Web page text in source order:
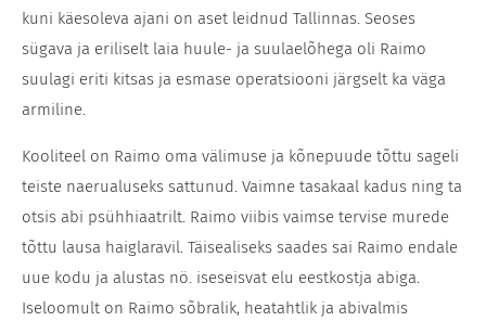
kuni käesoleva ajani on aset leidnud Tallinnas. Seoses
sügava ja eriliselt laia huule- ja suulaelõhega oli Raimo
suulagi eriti kitsas ja esmase operatsiooni järgselt ka väga
armiline.
Kooliteel on Raimo oma välimuse ja kõnepuude tõttu sageli
teiste naerualuseks sattunud. Vaimne tasakaal kadus ning ta
otsis abi psühhiaatrilt. Raimo viibis vaimse tervise murede
tõttu lausa haiglaravil. Täisealiseks saades sai Raimo endale
uue kodu ja alustas nö. iseseisvat elu eestkostja abiga.
Iseloomult on Raimo sõbralik, heatahtlik ja abivalmis